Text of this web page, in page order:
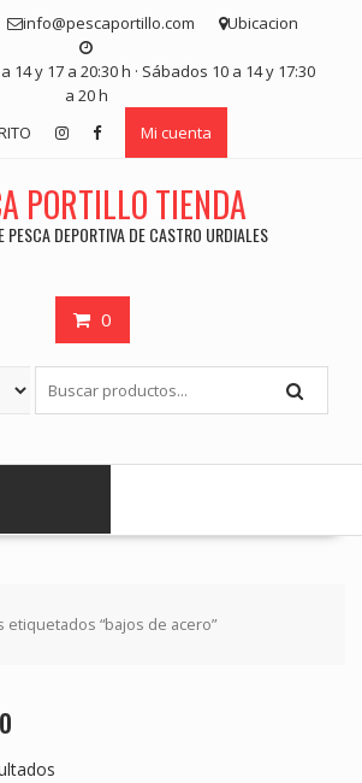
info@pescaportillo.com Ubicacion
14 y 17 a 20:30 h · Sábados 10 a 14 y 17:30
a 20 h
Mi cuenta
PORTILLO TIENDA
PESCA DEPORTIVA DE CASTRO URDIALES
0
etiquetados “bajos de acero”